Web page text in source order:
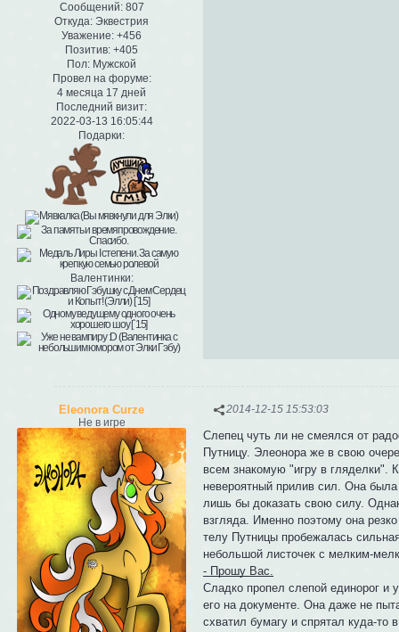
Сообщений:807
Откуда: Эквестрия
Уважение: +456
Позитив: +405
Пол: Мужской
Провел на форуме:
4 месяца 17 дней
Последний визит:
2022-03-13 16:05:44
Подарки:
Валентинки:
2014-12-15 15:53:03
Eleonora Curze
Не в игре
Слепец чуть ли не смеялся от
Путницу. Элеонора же в свою
всем знакомую "игру в гляделки".
невероятный прилив сил. Она была
лишь бы доказать свою силу.
взгляда. Именно поэтому она
телу Путницы пробежалась
небольшой листочек с мелким-
- Прошу Вас.
Сладко пропел слепой единорог и
его на документе. Она даже не
схватил бумагу и спрятал куда-